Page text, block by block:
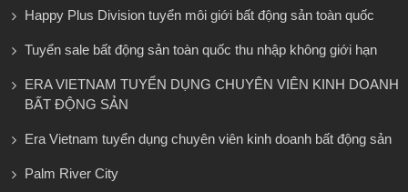
Happy Plus Division tuyển môi giới bất động sản toàn quốc
Tuyển sale bất động sản toàn quốc thu nhập không giới hạn
ERA VIETNAM TUYỂN DỤNG CHUYÊN VIÊN KINH DOANH
BẤT ĐỘNG SẢN
Era Vietnam tuyển dụng chuyên viên kinh doanh bất động sản
Palm River City